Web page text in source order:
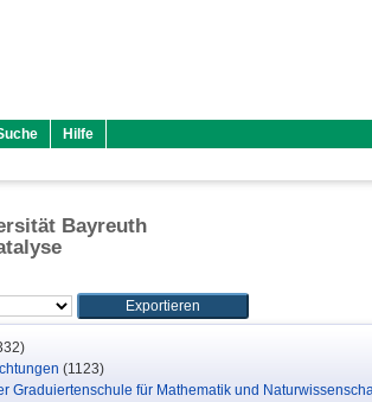
Hilfe
Bayreuth
(1123)
Graduiertenschule für Mathematik und